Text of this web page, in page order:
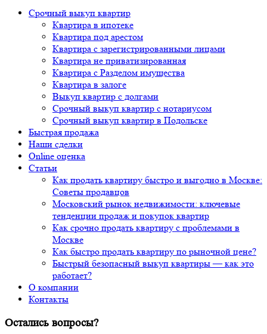
Срочный выкуп квартир
Квартира в ипотеке
Квартира под арестом
Квартира с зарегистрированными лицами
Квартира не приватизированная
Квартира с Разделом имущества
Квартира в залоге
Выкуп квартир с долгами
Срочный выкуп квартир с нотариусом
Срочный выкуп квартир в Подольске
Быстрая продажа
Наши сделки
Online оценка
Статьи
Как продать квартиру быстро и выгодно в Москве:
Советы продавцов
Московский рынок недвижимости: ключевые
тенденции продаж и покупок квартир
Как срочно продать квартиру с проблемами в
Москве
Как быстро продать квартиру по рыночной цене?
Быстрый безопасный выкуп квартиры — как это
работает?
О компании
Контакты
Остались вопросы?